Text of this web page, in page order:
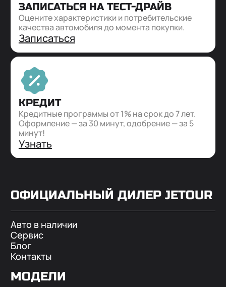
ЗАПИСАТЬСЯ НА ТЕСТ-ДРАЙВ
Оцените характеристики и потребительские
качества автомобиля до момента покупки.
Записаться
КРЕДИТ
Кредитные программы от 1% на срок до 7 лет.
Оформление — за 30 минут, одобрение — за 5
минут!
Узнать
ОФИЦИАЛЬНЫЙ ДИЛЕР JETOUR
Авто в наличии
Сервис
Блог
Контакты
МОДЕЛИ